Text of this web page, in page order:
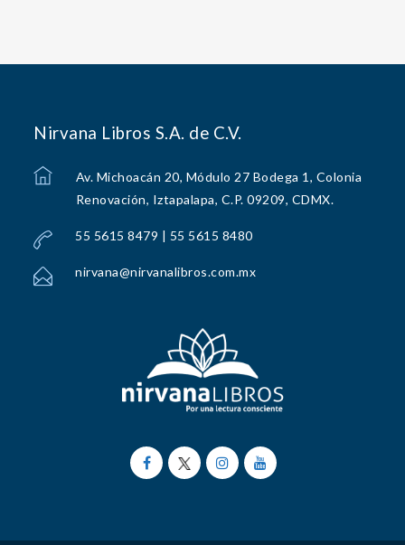
Nirvana Libros S.A. de C.V.
Av. Michoacán 20, Módulo 27 Bodega 1, Colonia
Renovación, Iztapalapa, C.P. 09209, CDMX.
55 5615 8479 | 55 5615 8480
nirvana@nirvanalibros.com.mx